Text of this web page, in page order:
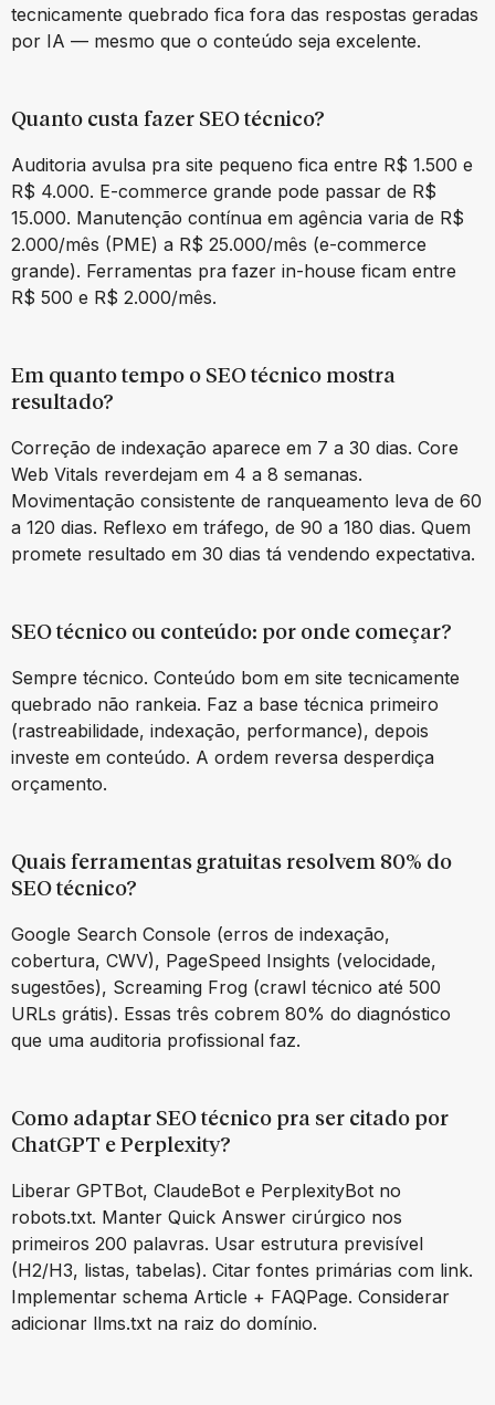
tecnicamente quebrado fica fora das respostas geradas
por IA — mesmo que o conteúdo seja excelente.
Quanto custa fazer SEO técnico?
Auditoria avulsa pra site pequeno fica entre R$ 1.500 e
R$ 4.000. E-commerce grande pode passar de R$
15.000. Manutenção contínua em agência varia de R$
2.000/mês (PME) a R$ 25.000/mês (e-commerce
grande). Ferramentas pra fazer in-house ficam entre
R$ 500 e R$ 2.000/mês.
Em quanto tempo o SEO técnico mostra
resultado?
Correção de indexação aparece em 7 a 30 dias. Core
Web Vitals reverdejam em 4 a 8 semanas.
Movimentação consistente de ranqueamento leva de 60
a 120 dias. Reflexo em tráfego, de 90 a 180 dias. Quem
promete resultado em 30 dias tá vendendo expectativa.
SEO técnico ou conteúdo: por onde começar?
Sempre técnico. Conteúdo bom em site tecnicamente
quebrado não rankeia. Faz a base técnica primeiro
(rastreabilidade, indexação, performance), depois
investe em conteúdo. A ordem reversa desperdiça
orçamento.
Quais ferramentas gratuitas resolvem 80% do
SEO técnico?
Google Search Console (erros de indexação,
cobertura, CWV), PageSpeed Insights (velocidade,
sugestões), Screaming Frog (crawl técnico até 500
URLs grátis). Essas três cobrem 80% do diagnóstico
que uma auditoria profissional faz.
Como adaptar SEO técnico pra ser citado por
ChatGPT e Perplexity?
Liberar GPTBot, ClaudeBot e PerplexityBot no
robots.txt. Manter Quick Answer cirúrgico nos
primeiros 200 palavras. Usar estrutura previsível
(H2/H3, listas, tabelas). Citar fontes primárias com link.
Implementar schema Article + FAQPage. Considerar
adicionar llms.txt na raiz do domínio.